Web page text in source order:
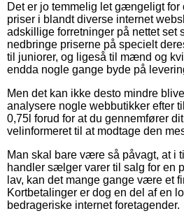
Det er jo temmelig let gængeligt for
priser i blandt diverse internet
adskillige forretninger på nettet set
nedbringe priserne på specielt
til juniorer, og ligeså til mænd og
endda nogle gange byde på
Men det kan ikke desto mindre
analysere nogle webbutikker efter
0,75l forud for at du gennemfører
velinformeret til at modtage den
Man skal bare være så påvagt, at i
handler sælger varer til salg for en
lav, kan det mange gange være et
Kortbetalinger er dog en del af en
bedrageriske internet foretagender.